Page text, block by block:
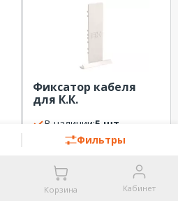
Фильтры
Фиксатор кабеля
для К.К.
PRIMER IEK
В наличии:
5 шт.
₽
73.26
Корзина Кабинет